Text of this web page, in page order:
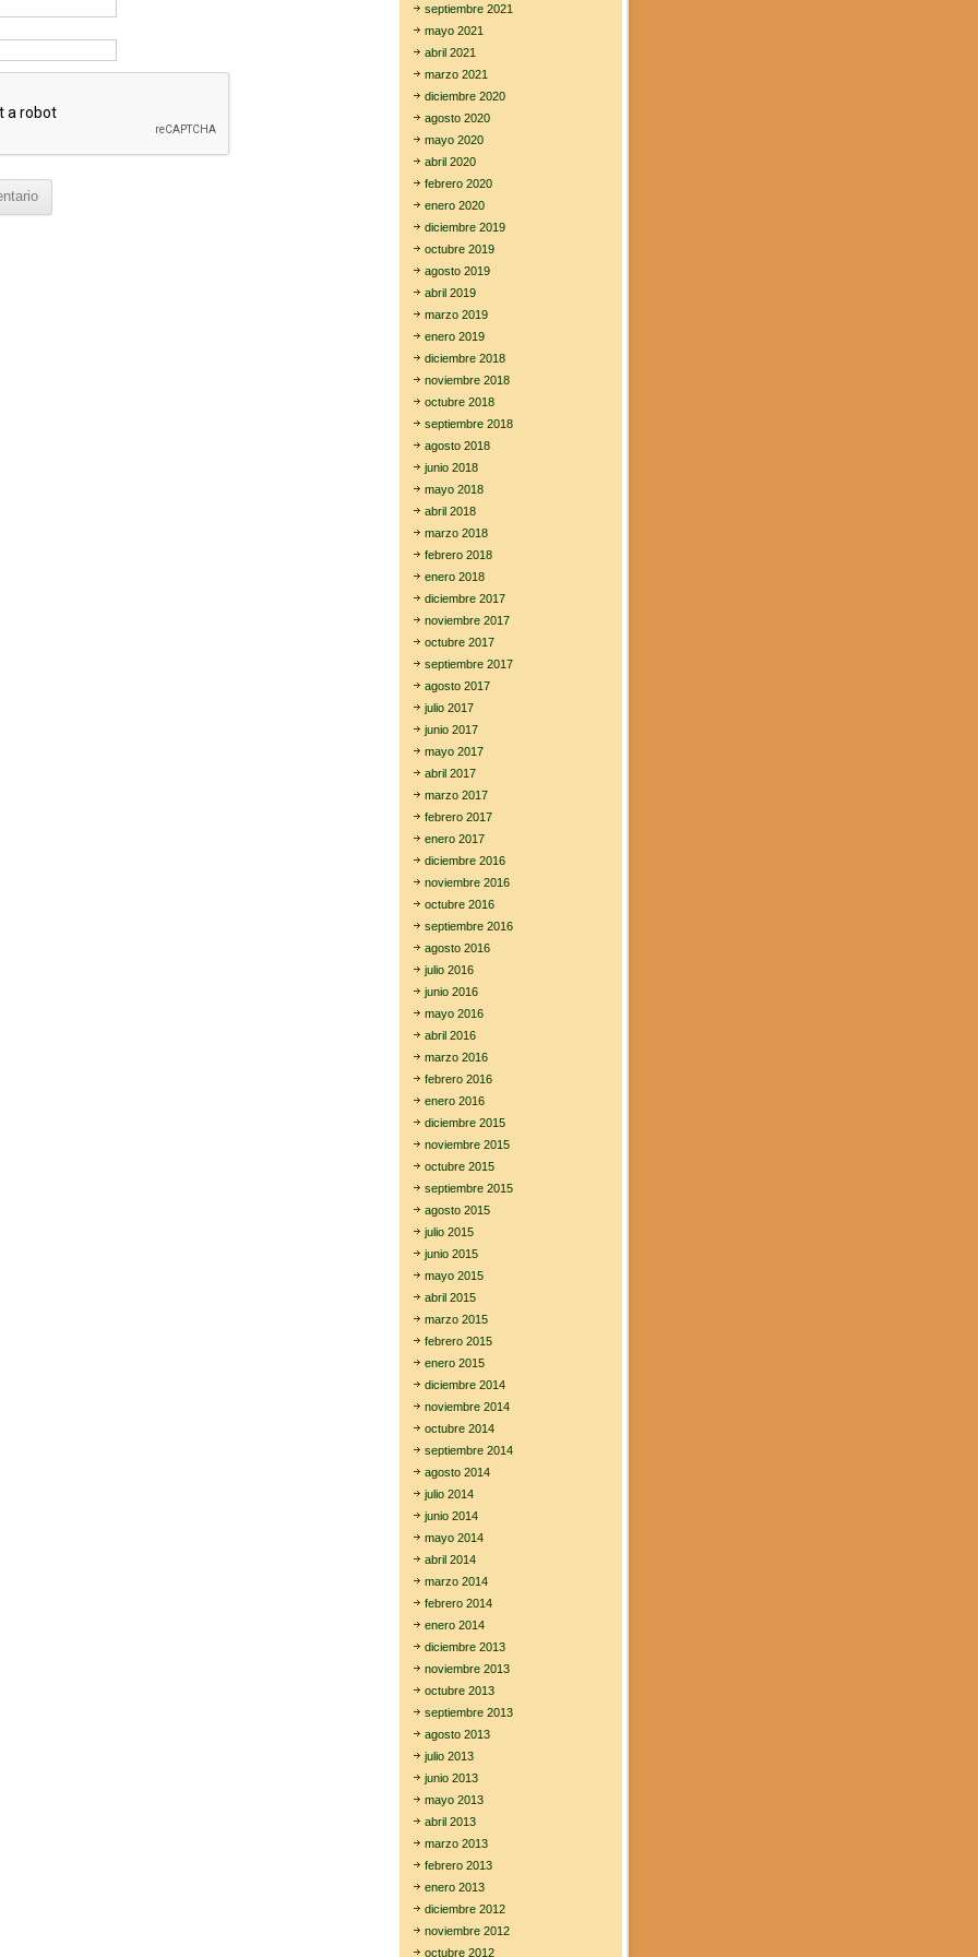
septiembre 2021
mayo 2021
abril 2021
marzo 2021
diciembre 2020
agosto 2020
mayo 2020
abril 2020
febrero 2020
enero 2020
diciembre 2019
octubre 2019
agosto 2019
abril 2019
marzo 2019
enero 2019
diciembre 2018
noviembre 2018
octubre 2018
septiembre 2018
agosto 2018
junio 2018
mayo 2018
abril 2018
marzo 2018
febrero 2018
enero 2018
diciembre 2017
noviembre 2017
octubre 2017
septiembre 2017
agosto 2017
julio 2017
junio 2017
mayo 2017
abril 2017
marzo 2017
febrero 2017
enero 2017
diciembre 2016
noviembre 2016
octubre 2016
septiembre 2016
agosto 2016
julio 2016
junio 2016
mayo 2016
abril 2016
marzo 2016
febrero 2016
enero 2016
diciembre 2015
noviembre 2015
octubre 2015
septiembre 2015
agosto 2015
julio 2015
junio 2015
mayo 2015
abril 2015
marzo 2015
febrero 2015
enero 2015
diciembre 2014
noviembre 2014
octubre 2014
septiembre 2014
agosto 2014
julio 2014
junio 2014
mayo 2014
abril 2014
marzo 2014
febrero 2014
enero 2014
diciembre 2013
noviembre 2013
octubre 2013
septiembre 2013
agosto 2013
julio 2013
junio 2013
mayo 2013
abril 2013
marzo 2013
febrero 2013
enero 2013
diciembre 2012
noviembre 2012
octubre 2012